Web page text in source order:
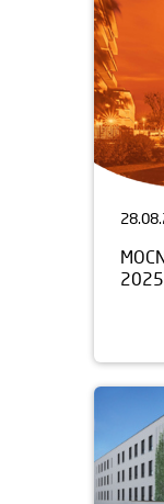
2025